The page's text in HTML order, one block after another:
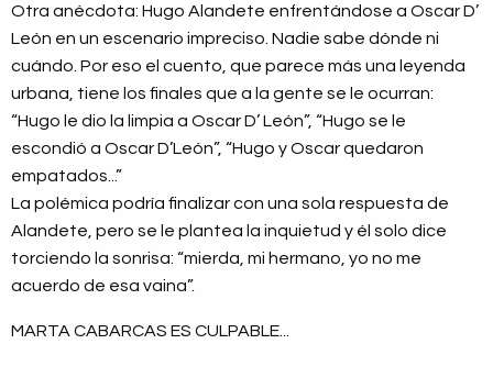
Otra anécdota: Hugo Alandete enfrentándose a Oscar D’
León en un escenario impreciso. Nadie sabe dónde ni
cuándo. Por eso el cuento, que parece más una leyenda
urbana, tiene los finales que a la gente se le ocurran:
“Hugo le dio la limpia a Oscar D’ León”, “Hugo se le
escondió a Oscar D’León”, “Hugo y Oscar quedaron
empatados...”
La polémica podría finalizar con una sola respuesta de
Alandete, pero se le plantea la inquietud y él solo dice
torciendo la sonrisa: “mierda, mi hermano, yo no me
acuerdo de esa vaina”.
MARTA CABARCAS ES CULPABLE...